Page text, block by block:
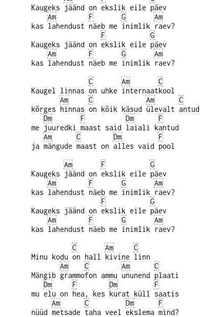
Kaugeks jäänd on ekslik eile päev
Am
F G
Am
kas lahendust näeb me inimlik raev?
F
G
Kaugeks jäänd on ekslik eile päev
Am
F G
Am
kas lahendust näeb me inimlik raev?
C Am
C
Kaugel linnas on uhke internaatkool
Am
C Am
C
kõrges hinnas on kõik käsud ülevalt antud
Dm
F Dm
F
me juuredki maast said laiali kantud
Am
C Dm
F
ja mängude maast on alles vaid pool
Am F
G
Kaugeks jäänd on ekslik eile päev
Am
F G
Am
kas lahendust näeb me inimlik raev?
F
G
Kaugeks jäänd on ekslik eile päev
Am
F G
Am
kas lahendust näeb me inimlik raev?
C Am
C
Minu kodu on hall kivine linn
Am
C Am
C
Mängib grammofon ammu ununend plaati
Dm
F Dm
F
mu elu on hea, kes kurat küll saatis
Am
C Dm
F
nüüd metsade taha veel ekslema mind?